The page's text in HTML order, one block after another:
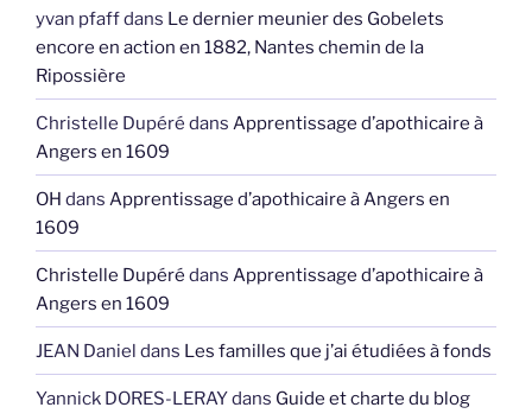
yvan pfaffdans Le dernier meunier des Gobelets
encore en action en 1882, Nantes chemin de la
Ripossière
Christelle Dupéré dans Apprentissage d’apothicaire à
Angers en 1609
OH dans Apprentissage d’apothicaire à Angers en
1609
Christelle Dupéré dans Apprentissage d’apothicaire à
Angers en 1609
JEAN Daniel dans Les familles que j’ai étudiées à fonds
Yannick DORES-LERAYdans Guide et charte du blog